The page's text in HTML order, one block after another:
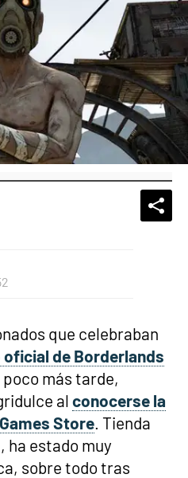
que celebraban
oficial de Borderlands
más tarde,
al conocerse la
Store. Tienda
ha estado muy
sobre todo tras